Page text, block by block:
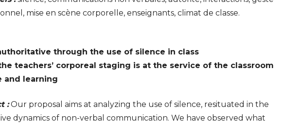
mise en scène corporelle, enseignants, climat de classe.
through the use of silence in class
teachers’ corporeal staging is at the service of the classroom
and learning
: Our proposal aims at analyzing the use of silence, resituated in the
dynamics of non-verbal communication. We have observed what